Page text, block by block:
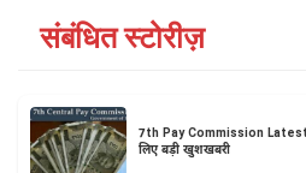
संबंधित स्टोरीज़
7th Pay Commission Latest
लिए बड़ी खुशखबरी